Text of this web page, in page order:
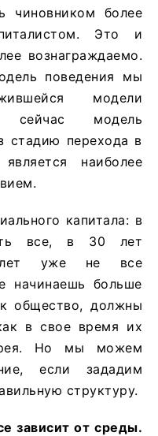
чиновником более
Это и
вознаграждаемо.
поведения мы
модели
сейчас модель
стадию перехода в
наиболее
капитала: в
все, в 30 лет
лет уже не все
начинаешь больше
общество, должны
в свое время их
Но мы можем
если зададим
структуру.
зависит от среды.